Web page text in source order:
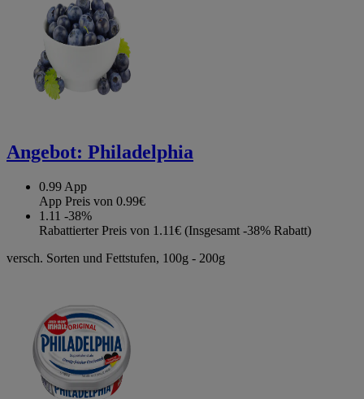
Angebot: Philadelphia
0.99 App
App Preis von 0.99€
1.11 -38%
Rabattierter Preis von 1.11€ (Insgesamt -38% Rabatt)
versch. Sorten und Fettstufen, 100g - 200g